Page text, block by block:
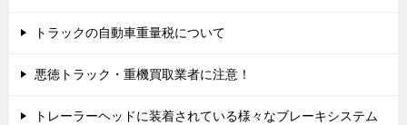
トラックの自動車重量税について
悪徳トラック・重機買取業者に注意！
トレーラーヘッドに装着されている様々なブレーキシステム